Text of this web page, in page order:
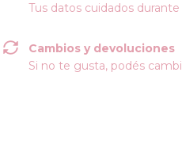
Tus datos cuidados
Cambios y devoluciones
Si no te gusta, podés